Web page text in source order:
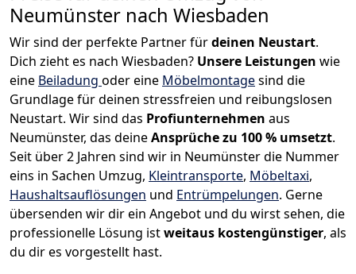
Neumünster nach Wiesbaden
Wir sind der perfekte Partner fürdeinen Neustart.
Dich zieht es nach Wiesbaden? Unsere Leistungen wie
eine Beiladung oder eine Möbelmontagesind die
Grundlage für deinen stressfreien und reibungslosen
Neustart. Wir sind das Profiunternehmen aus
Neumünster, das deineAnsprüche zu 100 % umsetzt.
Seit über 2 Jahren sind wir in Neumünster die Nummer
eins in Sachen Umzug, Kleintransporte, Möbeltaxi,
Haushaltsauflösungen und Entrümpelungen. Gerne
übersenden wir dir ein Angebot und du wirst sehen, die
professionelle Lösung istweitaus kostengünstiger, als
du dir es vorgestellt hast.